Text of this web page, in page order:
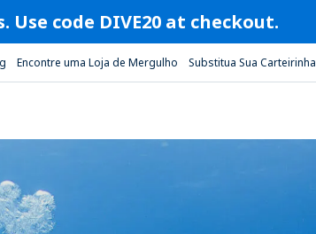
Use code DIVE20 at checkout.
Encontre uma Loja de Mergulho Substitua Sua Carteirinha